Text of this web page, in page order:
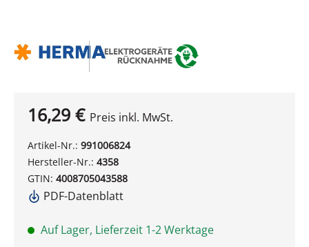
16,29 € Preis inkl. MwSt.
Artikel-Nr.: 991006824
Hersteller-Nr.: 4358
GTIN: 4008705043588
PDF-Datenblatt
Auf Lager, Lieferzeit 1-2 Werktage